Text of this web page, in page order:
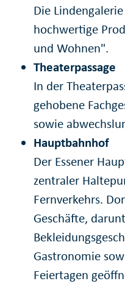
Die
hochwertige
und Wohnen".
Theaterpassage
In der
gehobene
sowie
Hauptbahnhof
Der Essener
zentraler
Fernverkehrs.
Geschäfte,
Gastronomie
Feiertagen